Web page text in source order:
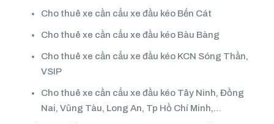
Cho thuê xe cần cẩu xe đầu kéo Bến Cát
Cho thuê xe cần cẩu xe đầu kéo Bàu Bàng
Cho thuê xe cần cẩu xe đầu kéo KCN Sóng Thần,
VSIP
Cho thuê xe cần cẩu xe đầu kéo Tây Ninh, Đồng
Nai, Vũng Tàu, Long An, Tp Hồ Chí Minh,…